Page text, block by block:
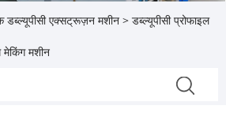
डब्ल्यूपीसी एक्सट्रूज़न मशीन > डब्ल्यूपीसी प्रोफाइल
मशीन